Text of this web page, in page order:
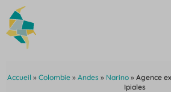
au
contenu
Accueil » Colombie» Andes» Narino» Agence
Ipiales